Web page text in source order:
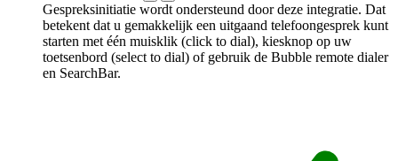
Gespreksinitiatie wordt ondersteund door deze integratie. Dat
betekent dat u gemakkelijk een uitgaand telefoongesprek kunt
starten met één muisklik (click to dial), kiesknop op uw
toetsenbord (select to dial) of gebruik de Bubble remote dialer
en SearchBar.